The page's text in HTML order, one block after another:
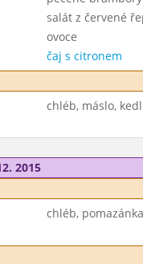
salát z červené
ovoce
čaj s citronem
chléb, máslo,
2015
chléb,